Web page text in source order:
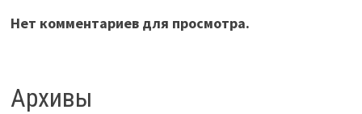
Нет комментариев для просмотра.
Архивы